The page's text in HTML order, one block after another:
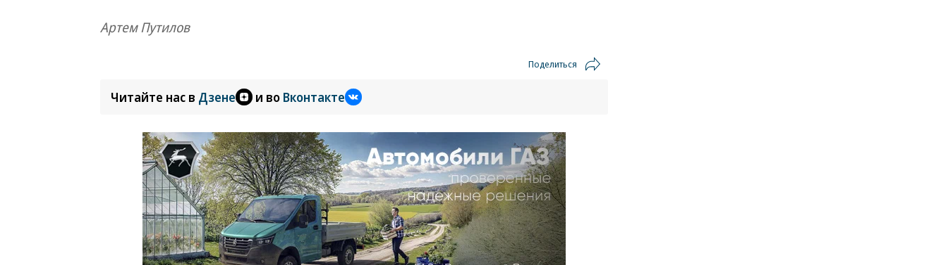
Артем Путилов
Поделиться
Читайте нас в Дзене и во Вконтакте